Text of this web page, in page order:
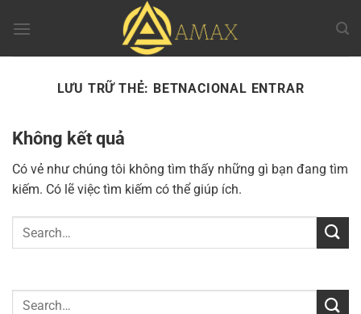
đến
LƯU TRỮ THẺ: BETNACIONAL ENTRAR
Không kết quả
Có vẻ như chúng tôi không tìm thấy những gì bạn đang tìm
kiếm. Có lẽ việc tìm kiếm có thể giúp ích.